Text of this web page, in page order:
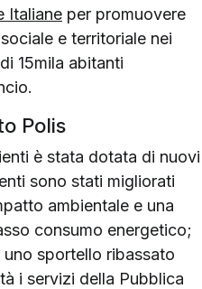
Italiane per promuovere
e territoriale nei
15mila abitanti
Polis
è stata dotata di nuovi
sono stati migliorati
ambientale e una
consumo energetico;
sportello ribassato
i servizi della Pubblica